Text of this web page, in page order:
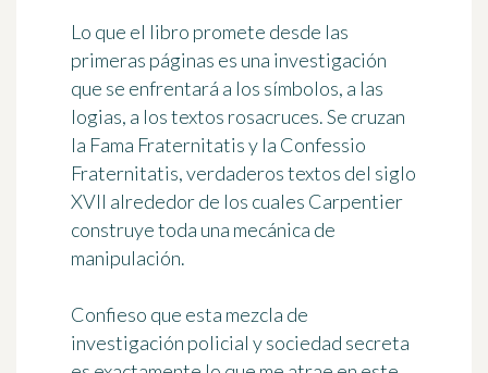
Lo que el libro promete desde las
primeras páginas es una investigación
que se enfrentará a los símbolos, a las
logias, a los textos rosacruces. Se cruzan
la Fama Fraternitatis y la Confessio
Fraternitatis, verdaderos textos del siglo
XVII alrededor de los cuales Carpentier
construye toda una mecánica de
manipulación.
Confieso que esta mezcla de
investigación policial y sociedad secreta